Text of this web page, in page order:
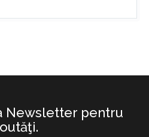
Newsletter pentru